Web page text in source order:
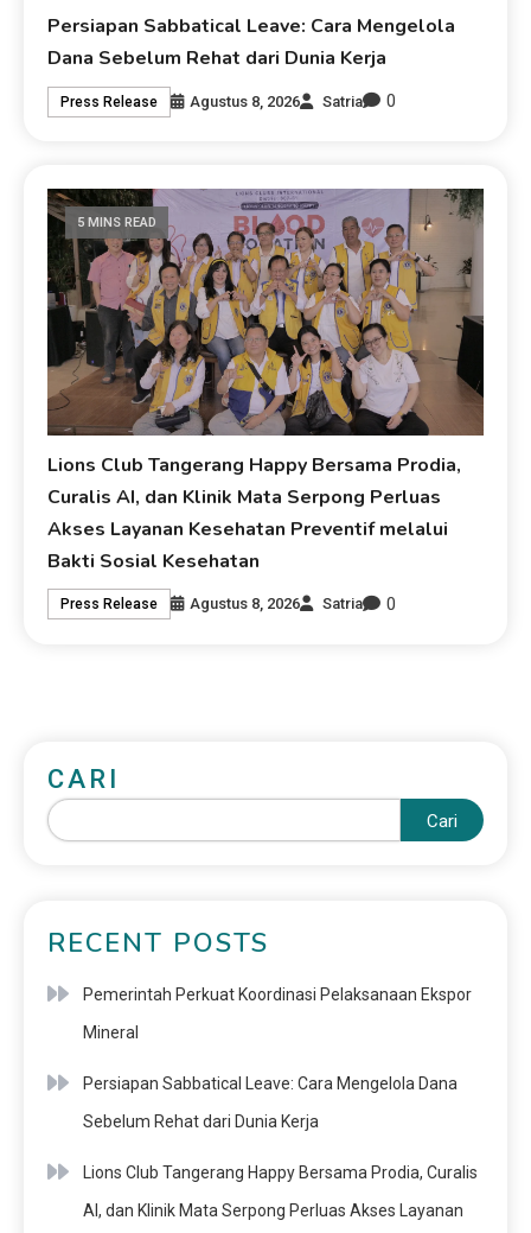
Persiapan Sabbatical Leave: Cara Mengelola
Dana Sebelum Rehat dari Dunia Kerja
Press Release Agustus 8, 2026 Satria 0
5 MINS READ
Lions Club Tangerang Happy Bersama Prodia,
Curalis AI, dan Klinik Mata Serpong Perluas
Akses Layanan Kesehatan Preventif melalui
Bakti Sosial Kesehatan
Press Release Agustus 8, 2026 Satria 0
CARI
Cari
RECENT POSTS
Pemerintah Perkuat Koordinasi Pelaksanaan Ekspor
Mineral
Persiapan Sabbatical Leave: Cara Mengelola Dana
Sebelum Rehat dari Dunia Kerja
Lions Club Tangerang Happy Bersama Prodia, Curalis
AI, dan Klinik Mata Serpong Perluas Akses Layanan